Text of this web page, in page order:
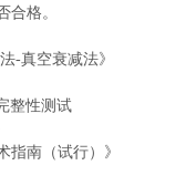
合格。
-真空衰减法》
整性测试
指南（试行）》